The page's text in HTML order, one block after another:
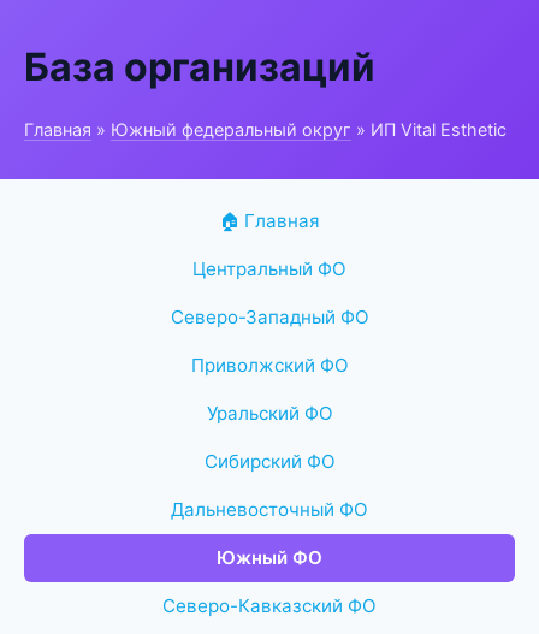
База организаций
Главная » Южный федеральный округ » ИП Vital Esthetic
🏠 Главная
Центральный ФО
Северо-Западный ФО
Приволжский ФО
Уральский ФО
Сибирский ФО
Дальневосточный ФО
Южный ФО
Северо-Кавказский ФО